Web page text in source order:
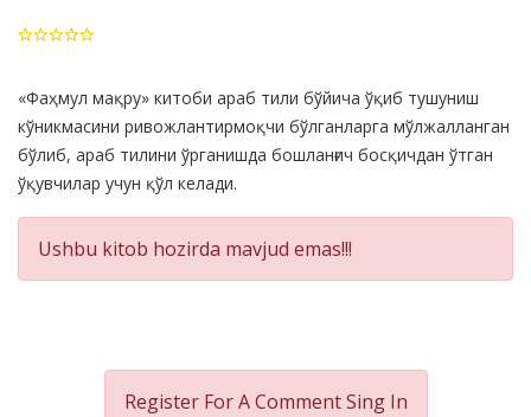
Product
Summery
«Фаҳмул мақру» китоби араб тили бўйича ўқиб тушуниш
кўникмасини ривожлантирмоқчи бўлганларга мўлжалланган
бўлиб, араб тилини ўрганишда бошланғич босқичдан ўтган
ўқувчилар учун қўл келади.
Ushbu kitob hozirda mavjud emas!!!
Register For A CommentSing In